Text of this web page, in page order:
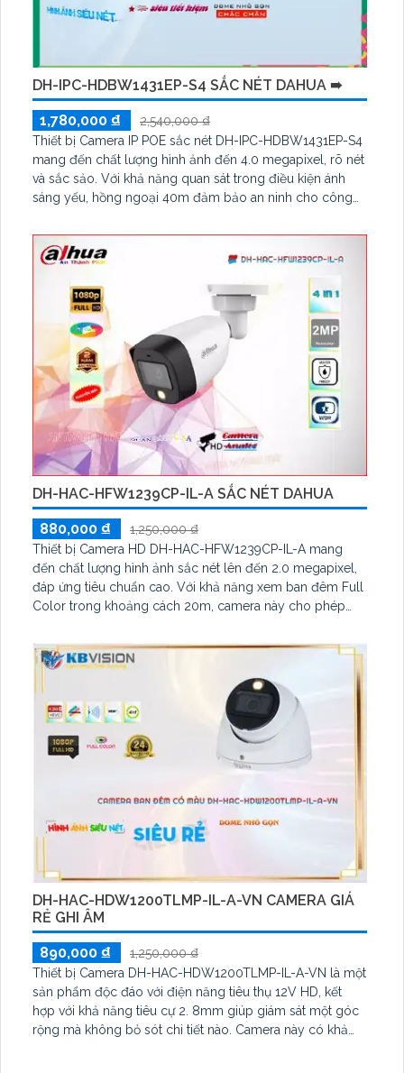
DH-IPC-HDBW1431EP-S4 SẮC NÉT DAHUA ➠
1,780,000 ₫
2,540,000 ₫
Thiết bị Camera IP POE sắc nét DH-IPC-HDBW1431EP-S4
mang đến chất lượng hình ảnh đến 4.0 megapixel, rõ nét
và sắc sảo. Với khả năng quan sát trong điều kiện ánh
sáng yếu, hồng ngoại 40m đảm bảo an ninh cho công
tiên tiến, không giảm chất lượng
DH-HAC-HFW1239CP-IL-A SẮC NÉT DAHUA
880,000 ₫
1,250,000 ₫
Thiết bị Camera HD DH-HAC-HFW1239CP-IL-A mang
đến chất lượng hình ảnh sắc nét lên đến 2.0 megapixel,
đáp ứng tiêu chuẩn cao. Với khả năng xem ban đêm Full
Color trong khoảng cách 20m, camera này cho phép
lượng. Trang bị công nghệ AHD, CVI, TVI, BCS giúp tăng
độ bền và chất lượng hình ảnh
DH-HAC-HDW1200TLMP-IL-A-VN CAMERA GIÁ
RẺ GHI ÂM
890,000 ₫
1,250,000 ₫
Thiết bị Camera DH-HAC-HDW1200TLMP-IL-A-VN là một
sản phẩm độc đáo với điện năng tiêu thụ 12V HD, kết
hợp với khả năng tiêu cự 2. 8mm giúp giám sát một góc
rộng mà không bỏ sót chi tiết nào. Camera này có khả